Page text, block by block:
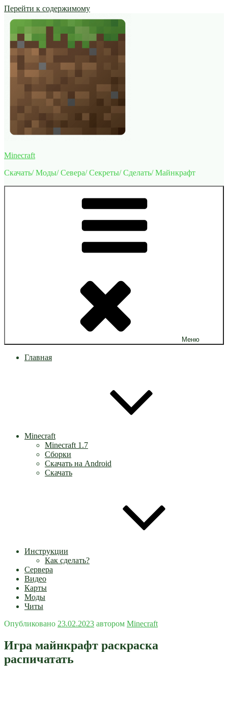
Перейти к содержимому
Minecraft
Скачать/ Моды/ Севера/ Секреты/ Сделать/ Майнкрафт
Меню
Главная
Minecraft
Minecraft 1.7
Сборки
Скачать на Android
Скачать
Инструкции
Как сделать?
Сервера
Видео
Карты
Моды
Читы
Опубликовано 23.02.2023 автором Minecraft
Игра майнкрафт раскраска
распичатать